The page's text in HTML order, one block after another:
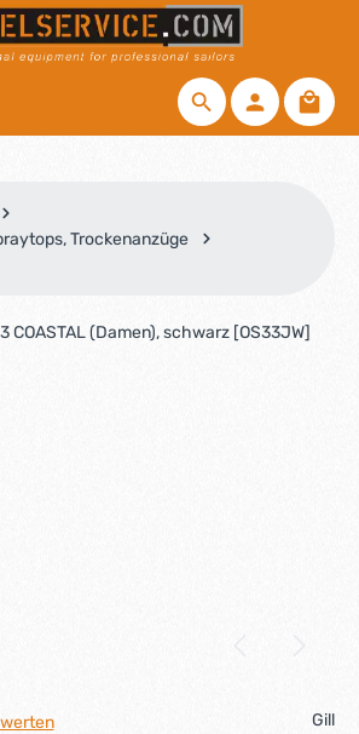
Trockenanzüge
Gill